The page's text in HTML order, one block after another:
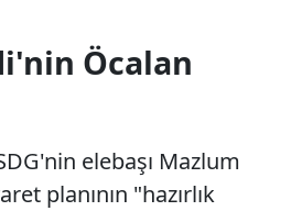
Öcalan
elebaşı Mazlum
planının "hazırlık